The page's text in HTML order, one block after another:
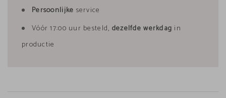
Persoonlijke service
Vóór 17:00 uur besteld, dezelfde werkdag in
productie